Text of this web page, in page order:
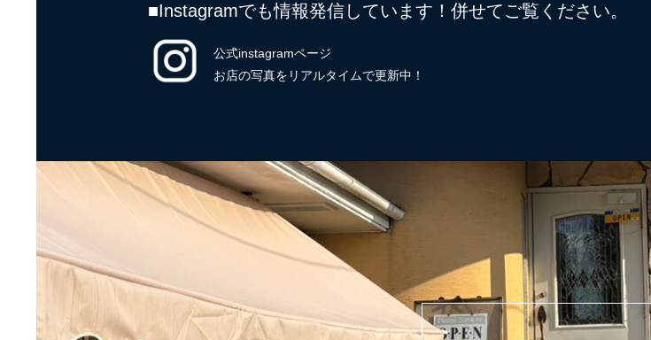
■Instagramでも情報発信しています！併せてご覧ください。
公式instagramページ
お店の写真をリアルタイムで更新中！